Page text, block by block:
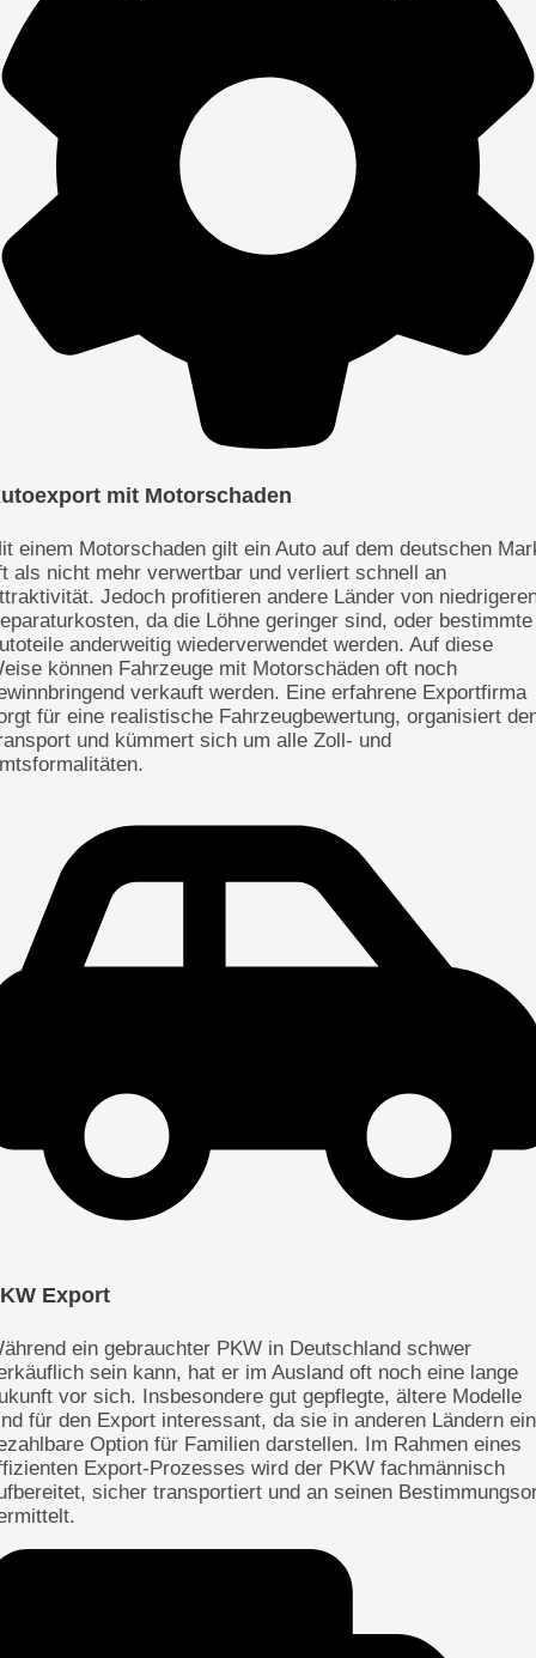
mit Motorschaden
einem Motorschaden gilt ein Auto auf dem deutschen
als nicht mehr verwertbar und verliert schnell an
Jedoch profitieren andere Länder von
da die Löhne geringer sind, oder bestimmte
anderweitig wiederverwendet werden. Auf diese
können Fahrzeuge mit Motorschäden oft noch
verkauft werden. Eine erfahrene Exportfirma
für eine realistische Fahrzeugbewertung, organisiert
und kümmert sich um alle Zoll- und
Export
ein gebrauchter PKW in Deutschland schwer
sein kann, hat er im Ausland oft noch eine lange
vor sich. Insbesondere gut gepflegte, ältere Modelle
für den Export interessant, da sie in anderen Ländern
Option für Familien darstellen. Im Rahmen eines
Export-Prozesses wird der PKW fachmännisch
sicher transportiert und an seinen